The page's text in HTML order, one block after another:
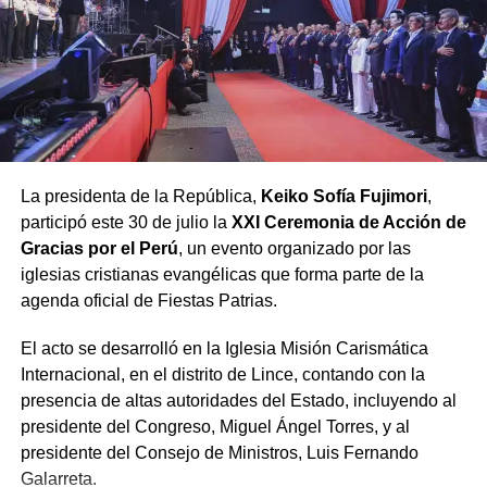
cámaras y las encuestas no perciben. Aseguró que vivir
bajo este principio es «inmensamente práctico», pues
evita abusos de poder, calumnias desde la oposición,
venta de sentencias judiciales y actos de corrupción
ciudadana.
anhelada reconciliación en un país «herido y dividido»,
es imperativo realizar dos renuncias:
Renunciar a la
calificó como el «virus
del poder», yrenunciar
a la «acusación
crónica», considerada
La presidenta de la República, Keiko Sofía Fujimori,
participó este 30 de julio la XXI Ceremonia de Acción de
Gracias por el Perú, un evento organizado por las
iglesias cristianas evangélicas que forma parte de la
agenda oficial de Fiestas Patrias.
El acto se desarrolló en la Iglesia Misión Carismática
Internacional, en el distrito de Lince, contando con la
presencia de altas autoridades del Estado, incluyendo al
presidente del Congreso, Miguel Ángel Torres, y al
presidente del Consejo de Ministros, Luis Fernando
Galarreta.